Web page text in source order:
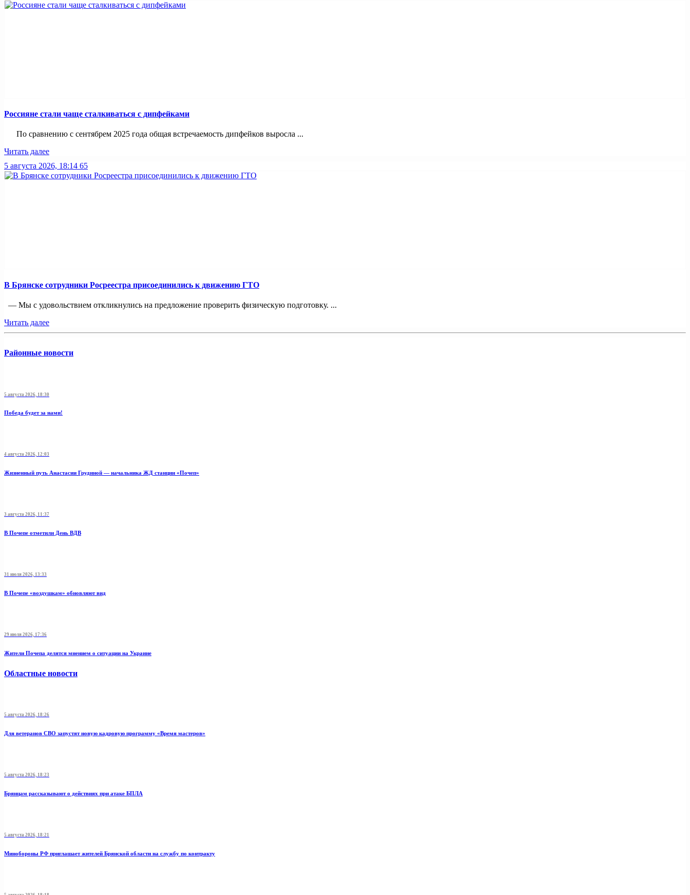
Россияне стали чаще сталкиваться с дипфейками
По сравнению с сентябрем 2025 года общая встречаемость дипфейков выросла ...
Читать далее
5 августа 2026, 18:14 65
В Брянске сотрудники Росреестра присоединились к движению ГТО
— Мы с удовольствием откликнулись на предложение проверить физическую подготовку. ...
Читать далее
Районные новости
5 августа 2026, 18:30
Победа будет за нами!
4 августа 2026, 12:03
Жизненный путь Анастасии Грудиной — начальника ЖД станции «Почеп»
3 августа 2026, 11:37
В Почепе отметили День ВДВ
31 июля 2026, 13:33
В Почепе «воздушкам» обновляют вид
29 июля 2026, 17:36
Жители Почепа делятся мнением о ситуации на Украине
Областные новости
5 августа 2026, 18:26
Для ветеранов СВО запустят новую кадровую программу «Время мастеров»
5 августа 2026, 18:23
Брянцам рассказывают о действиях при атаке БПЛА
5 августа 2026, 18:21
Минобoроны РФ приглaшaет житeлeй Брянской области на службу по контракту